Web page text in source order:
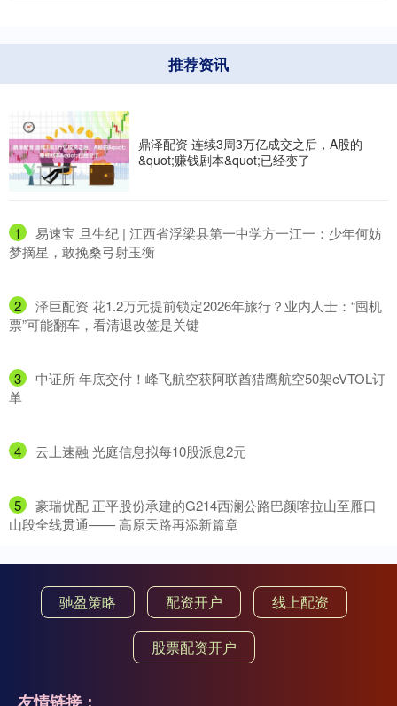
推荐资讯
鼎泽配资 连续3周3万亿成交之后，A股的
&quot;赚钱剧本&quot;已经变了
1
​易速宝 旦生纪 | 江西省浮梁县第一中学方一江一：少年何妨
梦摘星，敢挽桑弓射玉衡
2
​泽巨配资 花1.2万元提前锁定2026年旅行？业内人士：“囤机
票”可能翻车，看清退改签是关键
3
​中证所 年底交付！峰飞航空获阿联酋猎鹰航空50架eVTOL订
单
4 ​云上速融 光庭信息拟每10股派息2元
5
​豪瑞优配 正平股份承建的G214西澜公路巴颜喀拉山至雁口
山段全线贯通—— 高原天路再添新篇章
驰盈策略 配资开户 线上配资
股票配资开户